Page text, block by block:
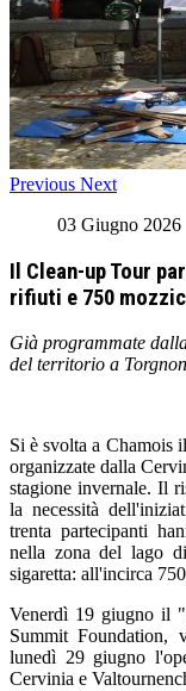
Previous Next
03 Giugno 2026
Il Clean-up Tour
rifiuti e 750
Già programmate
del territorio a
Si è svolta a Chamois
organizzate dalla
stagione invernale. Il
la necessità
trenta partecipanti
nella zona del lago
sigaretta: all'incirca
Venerdì 19 giugno il
Summit Foundation,
lunedì 29 giugno
Cervinia e